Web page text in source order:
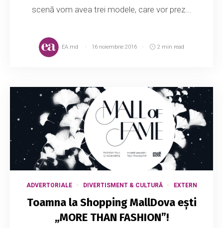
scenă vom avea trei modele, care vor prez...
EA.md 16 noiembrie 2016 2 min read
ADVERTORIALE DIVERTISMENT & CULTURĂ EXTERN
Toamna la Shopping MallDova ești
„MORE THAN FASHION”!